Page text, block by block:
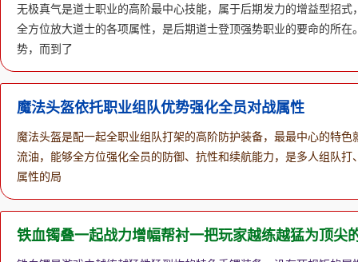
无极真气是道士职业的高阶最中心技能，属于后期发力的增益型招
全方位放大道士的各项属性，是后期道士登顶强势职业的要命的所
势，而到了
魔法头盔依托职业组队优势强化全员对战属性
魔法头盔是配一起全职业组队打架的高阶防护装备，最最中心的特
流油，能够全方位强化全员的防御、抗性和续航能力，是多人组队
属性的局
铁血镯叠一起战力增幅帮衬一把玩家越练越猛为顶尖